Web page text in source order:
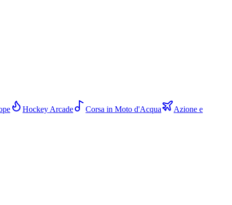
Hockey Arcade Corsa in Moto d'Acqua
Azione e